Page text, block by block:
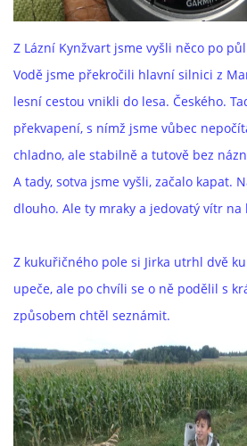
Z Lázní Kynžvart jsme vyšli něco po
Vodě jsme překročili hlavní silnici z
lesní cestou vnikli do lesa. Českého.
překvapení, s nímž jsme vůbec
chladno, ale stabilně a tutově bez
A tady, sotva jsme vyšli, začalo kapat.
dlouho. Ale ty mraky a jedovatý vítr
Z kukuřičného pole si Jirka utrhl dvě
upeče, ale po chvíli se o ně podělil s
způsobem chtěl seznámit.